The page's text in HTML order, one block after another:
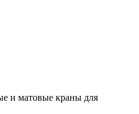
и матовые краны для